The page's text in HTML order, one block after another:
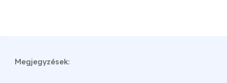
Megjegyzések: